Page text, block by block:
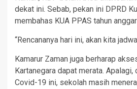
dekat ini. Sebab, pekan ini DPRD
membahas KUA PPAS tahun
“Rencananya hari ini, akan kita
Kamarur Zaman juga berharap
Kartanegara dapat merata.
Covid-19 ini, sekolah masih